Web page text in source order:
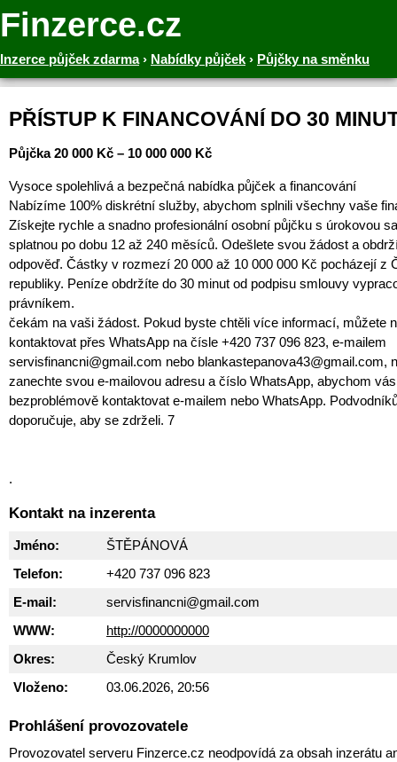
Finzerce.cz
Inzerce půjček zdarma› Nabídky půjček › Půjčky na směnku
PŘÍSTUP K FINANCOVÁNÍ DO 30
Půjčka 20 000 Kč – 10 000 000 Kč
Vysoce spolehlivá a bezpečná nabídka půjček a financování
Nabízíme 100% diskrétní služby, abychom splnili všechny vaše
Získejte rychle a snadno profesionální osobní půjčku s úrokovou
splatnou po dobu 12 až 240 měsíců. Odešlete svou žádost a
odpověď. Částky v rozmezí 20 000 až 10 000 000 Kč pocházejí z
republiky. Peníze obdržíte do 30 minut od podpisu smlouvy
právníkem.
čekám na vaši žádost. Pokud byste chtěli více informací, můžete
kontaktovat přes WhatsApp na čísle +420 737 096 823, e-mailem
servisfinancni@gmail.com nebo blankastepanova43@gmail.com,
zanechte svou e-mailovou adresu a číslo WhatsApp, abychom
bezproblémově kontaktovat e-mailem nebo WhatsApp.
doporučuje, aby se zdrželi. 7
.
Kontakt na inzerenta
Jméno:
ŠTĚPÁNOVÁ
Telefon:
+420 737 096 823
E-mail:
servisfinancni@gmail.com
WWW:
http://0000000000
Okres:
Český Krumlov
Vloženo:
03.06.2026, 20:56
Prohlášení provozovatele
Provozovatel serveru Finzerce.cz neodpovídá za obsah inzerátu